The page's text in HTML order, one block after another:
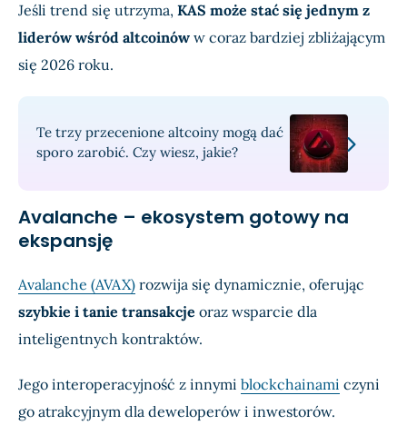
Jeśli trend się utrzyma, KAS może stać się jednym z
liderów wśród altcoinów w coraz bardziej zbliżającym
się 2026 roku.
Te trzy przecenione altcoiny mogą dać
sporo zarobić. Czy wiesz, jakie?
Avalanche – ekosystem gotowy na
ekspansję
Avalanche (AVAX) rozwija się dynamicznie, oferując
szybkie i tanie transakcje oraz wsparcie dla
inteligentnych kontraktów.
Jego interoperacyjność z innymi blockchainami czyni
go atrakcyjnym dla deweloperów i inwestorów.